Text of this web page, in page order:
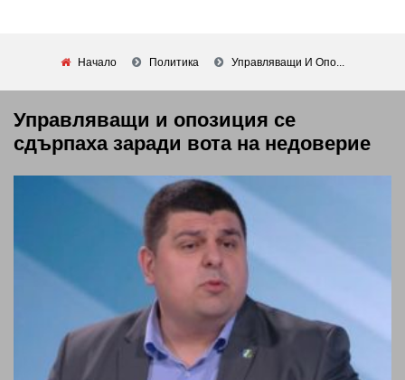
Начало Политика Управляващи И Опо...
Управляващи и опозиция се
сдърпаха заради вота на недоверие